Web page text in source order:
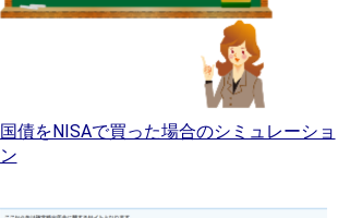
国債をNISAで買った場合のシミュレーショ
ン